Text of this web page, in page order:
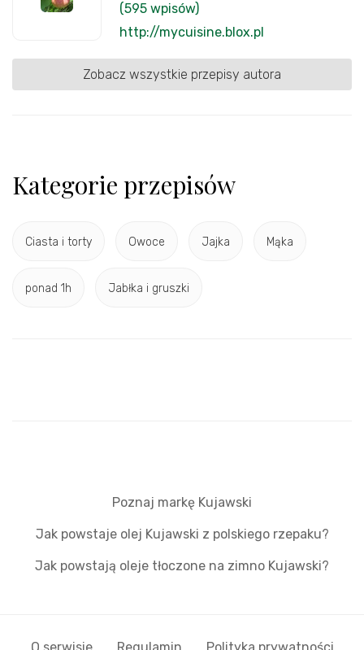
(595 wpisów)
http://mycuisine.blox.pl
Zobacz wszystkie przepisy autora
Kategorie przepisów
Ciasta i torty Owoce Jajka Mąka
ponad 1h Jabłka i gruszki
Poznaj markę Kujawski
Jak powstaje olej Kujawski z polskiego rzepaku?
Jak powstają oleje tłoczone na zimno Kujawski?